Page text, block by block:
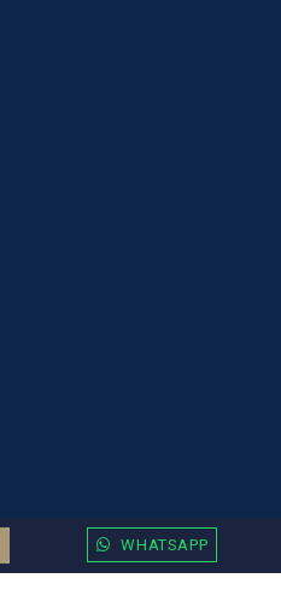
WHATSAPP